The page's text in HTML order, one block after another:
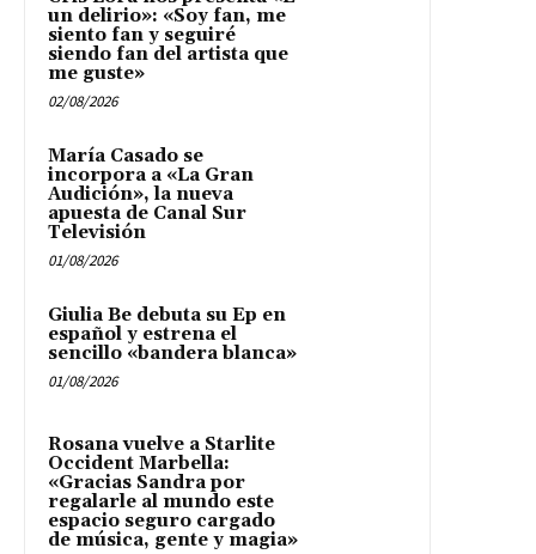
un delirio»: «Soy fan, me
siento fan y seguiré
siendo fan del artista que
me guste»
02/08/2026
María Casado se
incorpora a «La Gran
Audición», la nueva
apuesta de Canal Sur
Televisión
01/08/2026
Giulia Be debuta su Ep en
español y estrena el
sencillo «bandera blanca»
01/08/2026
Rosana vuelve a Starlite
Occident Marbella:
«Gracias Sandra por
regalarle al mundo este
espacio seguro cargado
de música, gente y magia»